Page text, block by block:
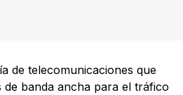
de telecomunicaciones que
banda ancha para el tráfico